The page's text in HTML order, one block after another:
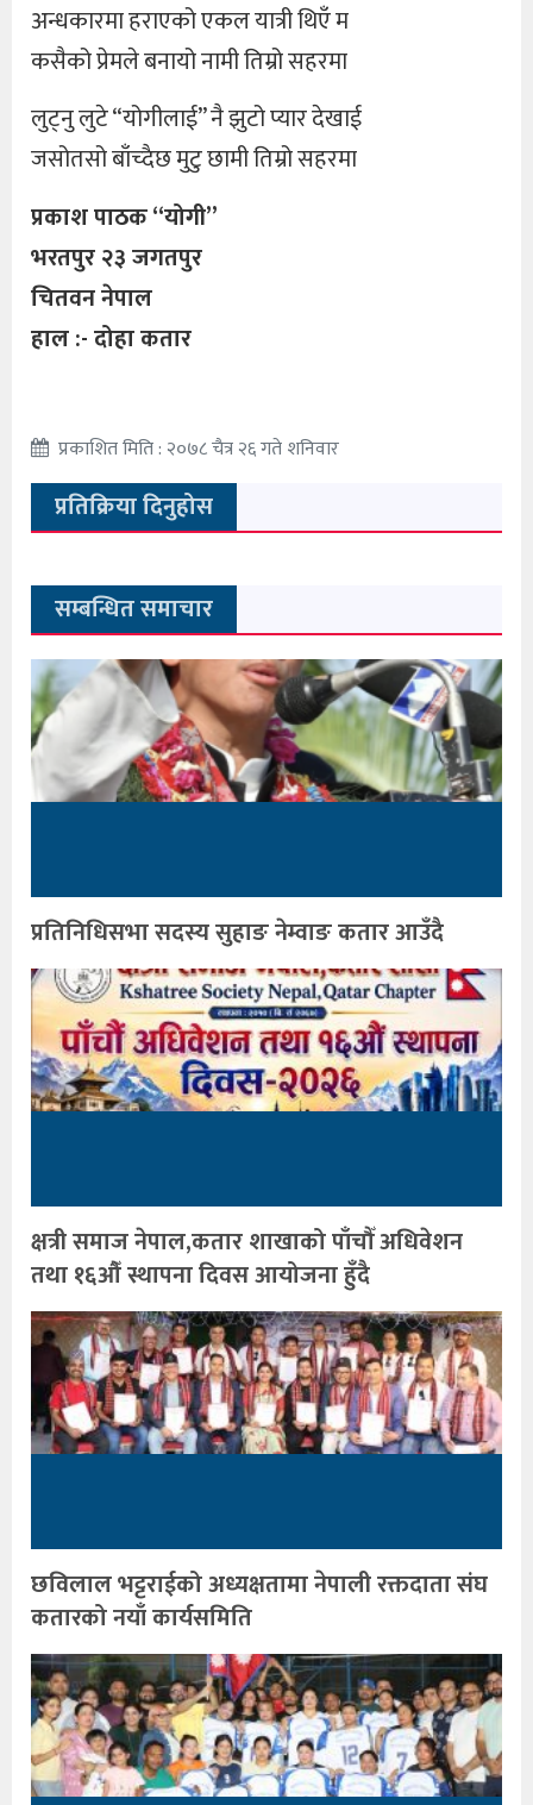
अन्धकारमा हराएको एकल यात्री थिएँ म
कसैको प्रेमले बनायो नामी तिम्रो सहरमा
लुट्नु लुटे “योगीलाई” नै झुटो प्यार देखाई
जसोतसो बाँच्दैछ मुटु छामी तिम्रो सहरमा
प्रकाश पाठक “योगी”
भरतपुर २३ जगतपुर
चितवन नेपाल
हाल :- दोहा कतार
प्रकाशित मिति : २०७८ चैत्र २६ गते शनिवार
प्रतिक्रिया दिनुहोस
सम्बन्धित समाचार
प्रतिनिधिसभा सदस्य सुहाङ नेम्वाङ कतार आउँदै
क्षत्री समाज नेपाल,कतार शाखाको पाँचौँ अधिवेशन
तथा १६औँ स्थापना दिवस आयोजना हुँदै
छविलाल भट्टराईको अध्यक्षतामा नेपाली रक्तदाता संघ
कतारको नयाँ कार्यसमिति